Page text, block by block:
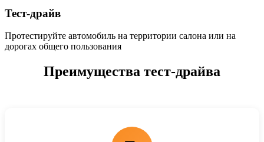
Тест-драйв
Протестируйте автомобиль на территории салона или на
дорогах общего пользования
Преимущества тест-драйва